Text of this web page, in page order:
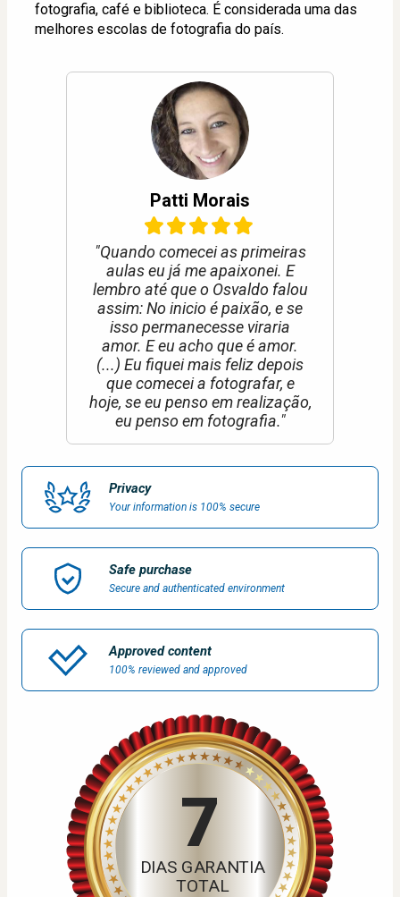
fotografia, café e biblioteca. É considerada uma das
melhores escolas de fotografia do país.
Patti Morais
"Quando comecei as primeiras
aulas eu já me apaixonei. E
lembro até que o Osvaldo falou
assim: No inicio é paixão, e se
isso permanecesse viraria
amor. E eu acho que é amor.
(...) Eu fiquei mais feliz depois
que comecei a fotografar, e
hoje, se eu penso em realização,
eu penso em fotografia."
Privacy
Your information is 100% secure
Safe purchase
Secure and authenticated environment
Approved content
100% reviewed and approved
7
DIAS GARANTIA
TOTAL